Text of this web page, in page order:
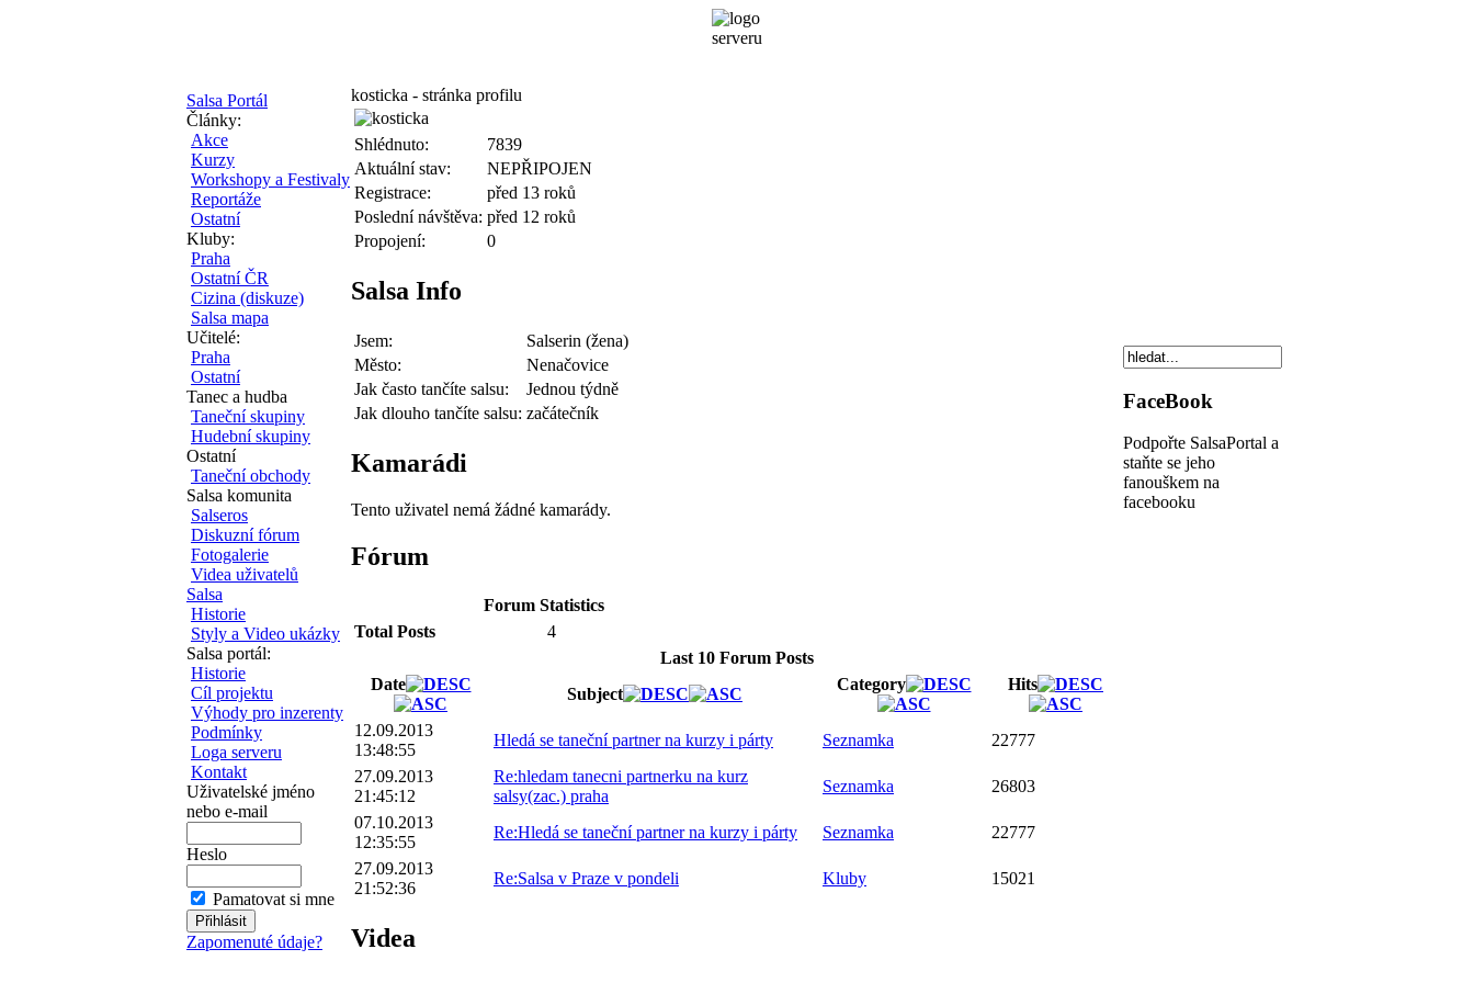
Salsa Portál
Články:
Akce
Kurzy
Workshopy a Festivaly
Reportáže
Ostatní
Kluby:
Praha
Ostatní ČR
Cizina (diskuze)
Salsa mapa
Učitelé:
Praha
Ostatní
Tanec a hudba
Taneční skupiny
Hudební skupiny
Ostatní
Taneční obchody
Salsa komunita
Salseros
Diskuzní fórum
Fotogalerie
Videa uživatelů
Salsa
Historie
Styly a Video ukázky
Salsa portál:
Historie
Cíl projektu
Výhody pro inzerenty
Podmínky
Loga serveru
Kontakt
Uživatelské jméno
nebo e-mail
Heslo
Pamatovat si mne
Zapomenuté údaje?
kosticka - stránka profilu
Shlédnuto:
7839
Aktuální stav:
NEPŘIPOJEN
Registrace:
před 13 roků
Poslední návštěva: před 12 roků
Propojení:
0
Salsa Info
Jsem:
Salserin (žena)
Město:
Nenačovice
Jak často tančíte salsu:
Jednou týdně
Jak dlouho tančíte salsu: začátečník
Kamarádi
Tento uživatel nemá žádné kamarády.
Fórum
Forum Statistics
Total Posts
4
Last 10 Forum Posts
Date
Subject
Category Hits
12.09.2013
13:48:55
Hledá se taneční partner na kurzy i párty Seznamka
22777
27.09.2013
21:45:12
Re:hledam tanecni partnerku na kurz
salsy(zac.) praha
Seznamka
26803
07.10.2013
12:35:55
Re:Hledá se taneční partner na kurzy i párty Seznamka
22777
27.09.2013
21:52:36
Re:Salsa v Praze v pondeli Kluby 15021
Videa
FaceBook
Podpořte SalsaPortal a
staňte se jeho
fanouškem na
facebooku